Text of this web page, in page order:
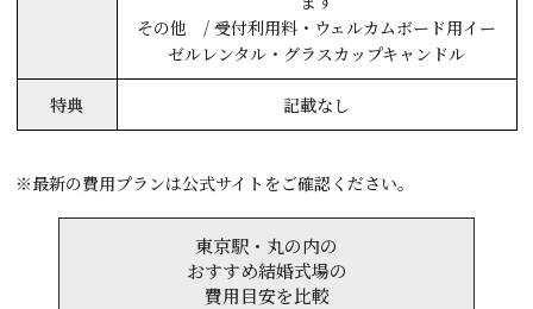
その他 / 受付利用料・ウェルカムボード用イー
ゼルレンタル・グラスカップキャンドル
特典 記載なし
※最新の費用プランは公式サイトをご確認ください。
東京駅・丸の内の
おすすめ結婚式場の
費用目安を比較